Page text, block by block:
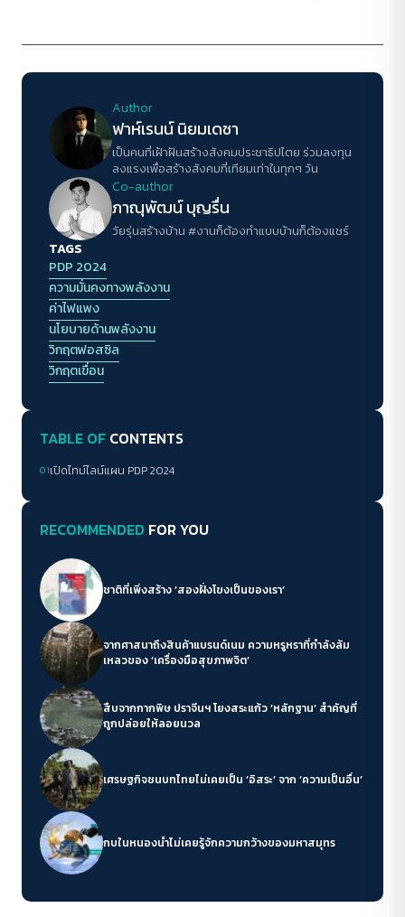
Author
ฟาห์เรนน์ นิยมเดชา
เป็นคนที่เฝ้าฝันสร้างสังคมประชาธิปไตย ร่วมลงทุน
ลงแรงเพื่อสร้างสังคมที่เทียมเท่าในทุกๆ วัน
Co-author
ภาณุพัฒน์ บุญรื่น
วัยรุ่นสร้างบ้าน #งานก็ต้องทำแบบบ้านก็ต้องแชร์
TAGS
PDP 2024
ความมั่นคงทางพลังงาน
ค่าไฟแพง
นโยบายด้านพลังงาน
วิกฤตฟอสซิล
วิกฤตเขื่อน
TABLE OF CONTENTS
01เปิดไทม์ไลน์แผน PDP 2024
RECOMMENDED FOR YOU
ชาติที่เพิ่งสร้าง ‘สองฝั่งโขงเป็นของเรา’
จากศาสนาถึงสินค้าแบรนด์เนม ความหรูหราที่กำลังล้ม
เหลวของ ‘เครื่องมือสุขภาพจิต’
สืบจากกากพิษ ปราจีนฯ โยงสระแก้ว ‘หลักฐาน’ สำคัญที่
ถูกปล่อยให้ลอยนวล
เศรษฐกิจชนบทไทยไม่เคยเป็น ‘อิสระ’ จาก ‘ความเป็นอื่น’
กบในหนองน้ำไม่เคยรู้จักความกว้างของมหาสมุทร